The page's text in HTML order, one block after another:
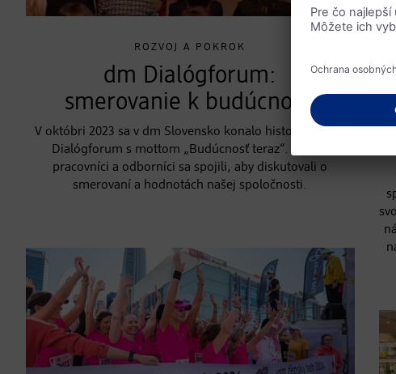
ROZVOJ A POKROK
dm Dialógforum:
smerovanie k budúcnosti
V októbri 2023 sa v dm Slovensko konalo historicky prvé
Dialógforum s mottom „Budúcnosť teraz“. Vedúci
pracovníci a odborníci sa spojili, aby diskutovali o
smerovaní a hodnotách našej spoločnosti.